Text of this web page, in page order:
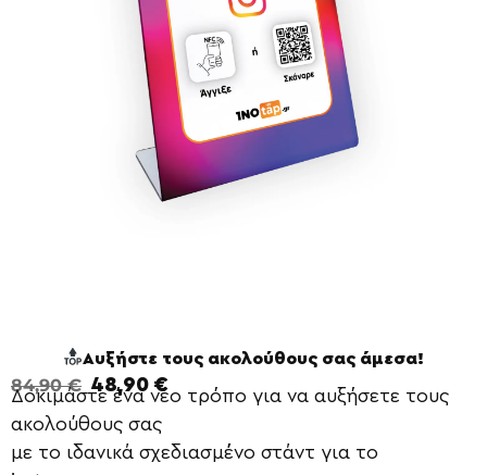
Αυξήστε τους ακολούθους σας άμεσα!
84,90€ 48,90€
Δοκιμάστε ένα νέο τρόπο για να αυξήσετε τους
ακολούθους σας
με το ιδανικά σχεδιασμένο στάντ για το